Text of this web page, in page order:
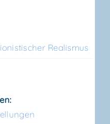
Realismus